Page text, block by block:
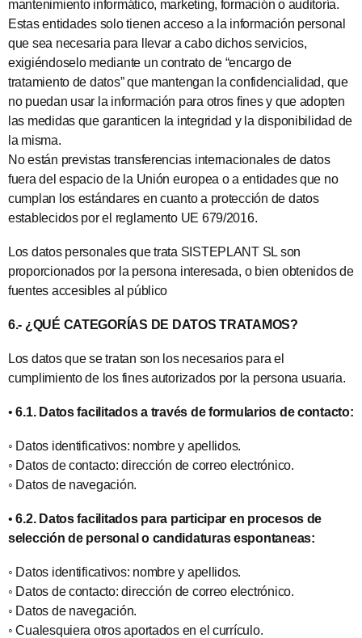
mantenimiento informático, marketing, formación o auditoría.
Estas entidades solo tienen acceso a la información personal
que sea necesaria para llevar a cabo dichos servicios,
exigiéndoselo mediante un contrato de “encargo de
tratamiento de datos” que mantengan la confidencialidad, que
no puedan usar la información para otros fines y que adopten
las medidas que garanticen la integridad y la disponibilidad de
la misma.
No están previstas transferencias internacionales de datos
fuera del espacio de la Unión europea o a entidades que no
cumplan los estándares en cuanto a protección de datos
establecidos por el reglamento UE 679/2016.
Los datos personales que trata SISTEPLANT SL son
proporcionados por la persona interesada, o bien obtenidos de
fuentes accesibles al público
6.- ¿QUÉ CATEGORÍAS DE DATOS TRATAMOS?
Los datos que se tratan son los necesarios para el
cumplimiento de los fines autorizados por la persona usuaria.
•6.1. Datos facilitados a través de formularios de contacto:
◦ Datos identificativos: nombre y apellidos.
◦ Datos de contacto: dirección de correo electrónico.
◦ Datos de navegación.
•6.2. Datos facilitados para participar en procesos de
selección de personal o candidaturas espontaneas:
◦ Datos identificativos: nombre y apellidos.
◦ Datos de contacto: dirección de correo electrónico.
◦ Datos de navegación.
◦ Cualesquiera otros aportados en el currículo.